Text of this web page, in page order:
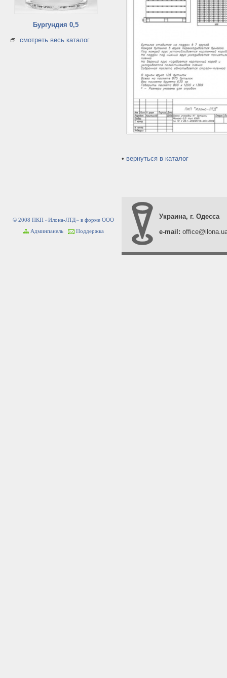
Бургундия 0,5
смотреть весь каталог
• вернуться в каталог
© 2008 ПКП «Илона-ЛТД» в форме ООО
Админпанель
Поддержка
Украина, г. Одесса
e-mail: